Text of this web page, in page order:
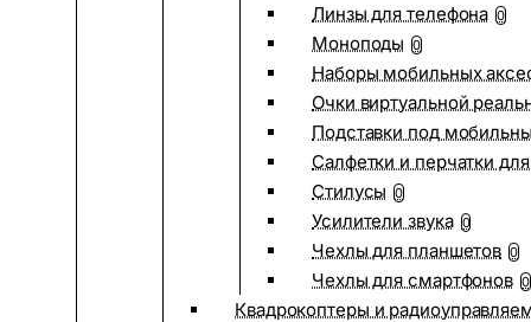
Линзы для телефона 0
Моноподы 0
Наборы мобильных
Очки виртуальной
Подставки под
Салфетки и перчатки
Стилусы 0
Усилители звука 0
Чехлы для планшетов 0
Чехлы для смартфонов 0
Квадрокоптеры и